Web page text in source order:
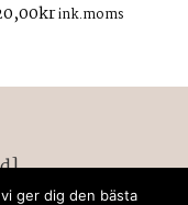
krink.moms
ger dig den bästa